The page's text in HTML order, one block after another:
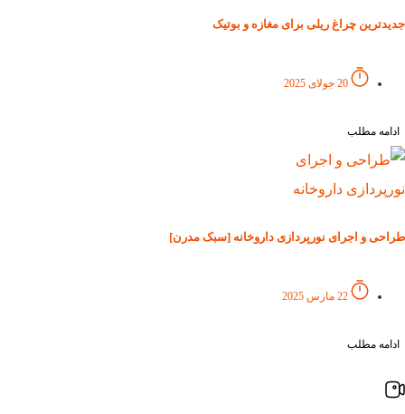
جدیدترین چراغ ریلی برای مغازه و بوتیک
20 جولای 2025
ادامه مطلب
طراحی و اجرای نورپردازی داروخانه [سبک مدرن]
22 مارس 2025
ادامه مطلب